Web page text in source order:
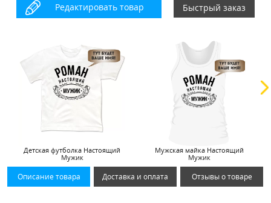
Редактировать товар Быстрый заказ
Детская футболка Настоящий
Мужик
Мужская майка Настоящий
Мужик
Описание товара Доставка и оплата Отзывы о товаре